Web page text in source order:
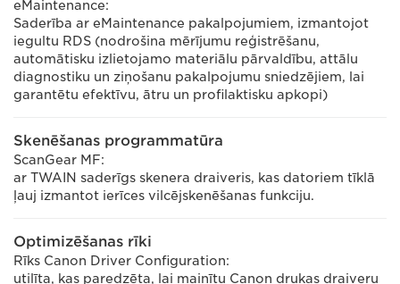
eMaintenance:
Saderība ar eMaintenance pakalpojumiem, izmantojot
iegultu RDS (nodrošina mērījumu reģistrēšanu,
automātisku izlietojamo materiālu pārvaldību, attālu
diagnostiku un ziņošanu pakalpojumu sniedzējiem, lai
garantētu efektīvu, ātru un profilaktisku apkopi)
Skenēšanas programmatūra
ScanGear MF:
ar TWAIN saderīgs skenera draiveris, kas datoriem tīklā
ļauj izmantot ierīces vilcējskenēšanas funkciju.
Optimizēšanas rīki
Rīks Canon Driver Configuration:
utilīta, kas paredzēta, lai mainītu Canon drukas draiveru